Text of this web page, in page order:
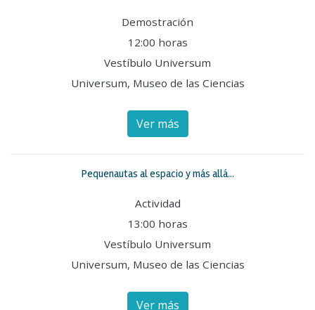
Demostración
12:00 horas
Vestíbulo Universum
Universum, Museo de las Ciencias
Ver más
Pequenautas al espacio y más allá...
Actividad
13:00 horas
Vestíbulo Universum
Universum, Museo de las Ciencias
Ver más